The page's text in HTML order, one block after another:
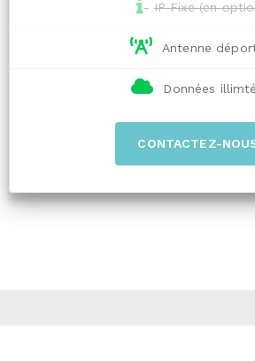
IP Fixe (en
Antenne
Données
CONTACTEZ-